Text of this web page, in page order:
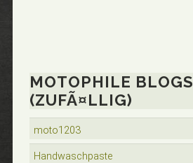
MOTOPHILE BLOGS
(ZUFÃ¤LLIG)
moto1203
Handwaschpaste